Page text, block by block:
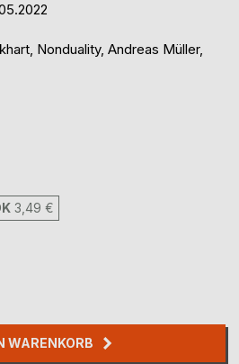
Nonduality, Andreas Müller,
3,49 €
WARENKORB